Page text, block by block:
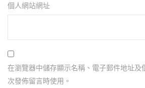
個人網站網址
在瀏覽器中儲存顯示名稱、電子郵件地址及
次發佈留言時使用。